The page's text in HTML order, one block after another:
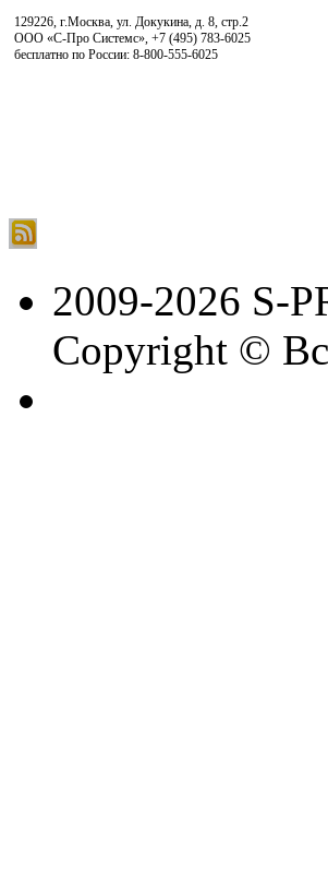
129226, г.Москва, ул. Докукина, д. 8, стр.2
ООО «С-Про Системс», +7 (495) 783-6025
бесплатно по России: 8-800-555-6025
2009-2026 S-
Copyright ©